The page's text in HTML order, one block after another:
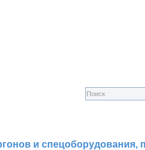
и спецоборудования,